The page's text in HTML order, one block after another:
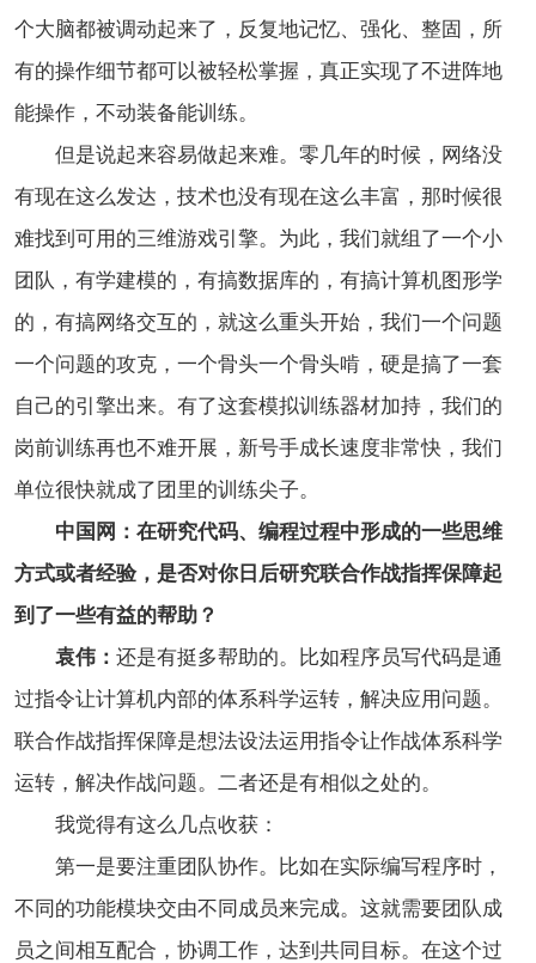
个大脑都被调动起来了，反复地记忆、强化、整固，所
有的操作细节都可以被轻松掌握，真正实现了不进阵地
能操作，不动装备能训练。
但是说起来容易做起来难。零几年的时候，网络没
有现在这么发达，技术也没有现在这么丰富，那时候很
难找到可用的三维游戏引擎。为此，我们就组了一个小
团队，有学建模的，有搞数据库的，有搞计算机图形学
的，有搞网络交互的，就这么重头开始，我们一个问题
一个问题的攻克，一个骨头一个骨头啃，硬是搞了一套
自己的引擎出来。有了这套模拟训练器材加持，我们的
岗前训练再也不难开展，新号手成长速度非常快，我们
单位很快就成了团里的训练尖子。
中国网：在研究代码、编程过程中形成的一些思维
方式或者经验，是否对你日后研究联合作战指挥保障起
到了一些有益的帮助？
袁伟： 还是有挺多帮助的。比如程序员写代码是通
过指令让计算机内部的体系科学运转，解决应用问题。
联合作战指挥保障是想法设法运用指令让作战体系科学
运转，解决作战问题。二者还是有相似之处的。
我觉得有这么几点收获：
第一是要注重团队协作。比如在实际编写程序时，
不同的功能模块交由不同成员来完成。这就需要团队成
员之间相互配合，协调工作，达到共同目标。在这个过